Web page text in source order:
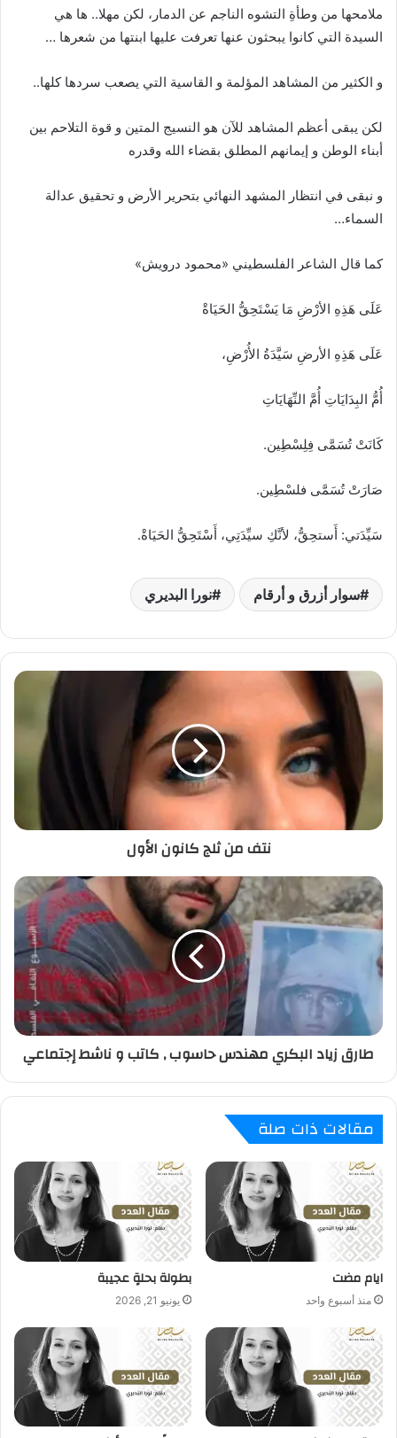
ملامحها من وطأةِ التشوه الناجم عن الدمار، لكن مهلا.. ها هي
السيدة التي كانوا يبحثون عنها تعرفت عليها ابنتها من شعرها …
و الكثير من المشاهد المؤلمة و القاسية التي يصعب سردها كلها..
لكن يبقى أعظم المشاهد للآن هو النسيج المتين و قوة التلاحم بين
أبناء الوطن و إيمانهم المطلق بقضاء الله وقدره
و نبقى في انتظار المشهد النهائي بتحرير الأرض و تحقيق عدالة
السماء…
كما قال الشاعر الفلسطيني «محمود درويش»
عَلَى هَذِهِ الأرْضِ مَا يَسْتَحِقُّ الحَيَاةْ
عَلَى هَذِهِ الأرضِ سَيَّدَةُ الأُرْضِ،
أُمُّ البِدَايَاتِ أُمَّ النِّهَايَاتِ
كَانَتْ تُسَمَّى فِلِسْطِين.
صَارَتْ تُسَمَّى فلسْطِين.
سَيِّدَتي: أَستحِقُّ، لأنَّكِ سيِّدَتِي، أَسْتَحِقُّ الحَيَاةْ.
سوار أزرق و أرقام نورا البديري
نتف من ثلج كانون الأول
طارق زياد البكري مهندس حاسوب , كاتب و ناشط إجتماعي
مقالات ذات صلة
ايام مضت
منذ أسبوع واحد
بطولة بحلةٍ عجيبة
يونيو 21, 2026